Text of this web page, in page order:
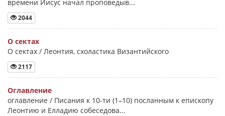
времени Иисус начал проповедыв...
2044
О сектах
О сектах / Леонтия, схоластика Византийского
2117
Оглавление
оглавление / Писания к 10-ти (1–10) посланным к епископу
Леонтию и Елладию собеседова...